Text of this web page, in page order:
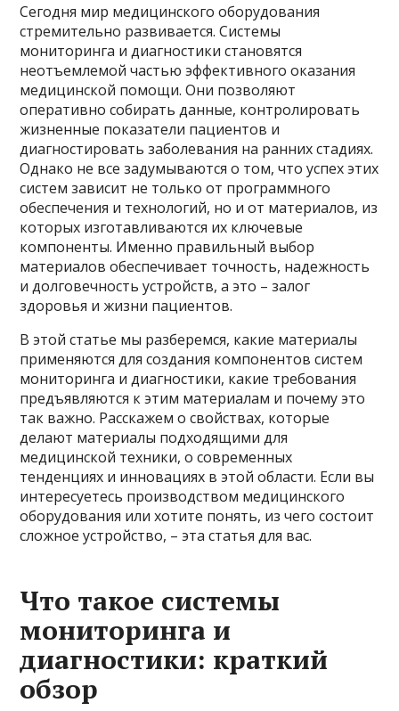
Сегодня мир медицинского оборудования
стремительно развивается. Системы
мониторинга и диагностики становятся
неотъемлемой частью эффективного оказания
медицинской помощи. Они позволяют
оперативно собирать данные, контролировать
жизненные показатели пациентов и
диагностировать заболевания на ранних стадиях.
Однако не все задумываются о том, что успех этих
систем зависит не только от программного
обеспечения и технологий, но и от материалов, из
которых изготавливаются их ключевые
компоненты. Именно правильный выбор
материалов обеспечивает точность, надежность
и долговечность устройств, а это – залог
здоровья и жизни пациентов.
В этой статье мы разберемся, какие материалы
применяются для создания компонентов систем
мониторинга и диагностики, какие требования
предъявляются к этим материалам и почему это
так важно. Расскажем о свойствах, которые
делают материалы подходящими для
медицинской техники, о современных
тенденциях и инновациях в этой области. Если вы
интересуетесь производством медицинского
оборудования или хотите понять, из чего состоит
сложное устройство, – эта статья для вас.
Что такое системы
мониторинга и
диагностики: краткий
обзор